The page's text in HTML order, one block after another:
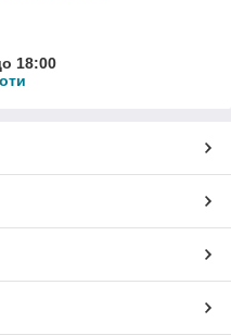
18:00